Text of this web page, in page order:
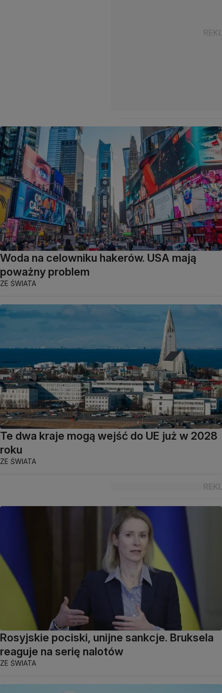
Woda na celowniku hakerów. USA mają
poważny problem
ZE ŚWIATA
Te dwa kraje mogą wejść do UE już w 2028
roku
ZE ŚWIATA
Rosyjskie pociski, unijne sankcje. Bruksela
reaguje na serię nalotów
ZE ŚWIATA